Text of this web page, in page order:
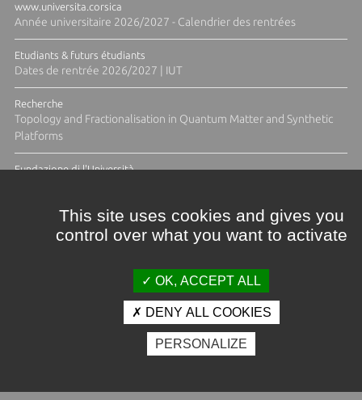
www.universita.corsica
Année universitaire 2026/2027 - Calendrier des rentrées
Etudiants & futurs étudiants
Dates de rentrée 2026/2027 | IUT
Recherche
Topology and Fractionalisation in Quantum Matter and Synthetic
Platforms
Fundazione di l'Università
Crédits et mentions légales
Espace presse
Photothèque
This site uses cookies and gives you
control over what you want to activate
OK, ACCEPT ALL
DENY ALL COOKIES
PERSONALIZE